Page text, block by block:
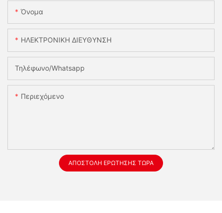
Όνομα
ΗΛΕΚΤΡΟΝΙΚΗ ΔΙΕΥΘΥΝΣΗ
Τηλέφωνο/whatsapp
Περιεχόμενο
ΑΠΟΣΤΟΛΉ ΕΡΏΤΗΣΗΣ ΤΏΡΑ